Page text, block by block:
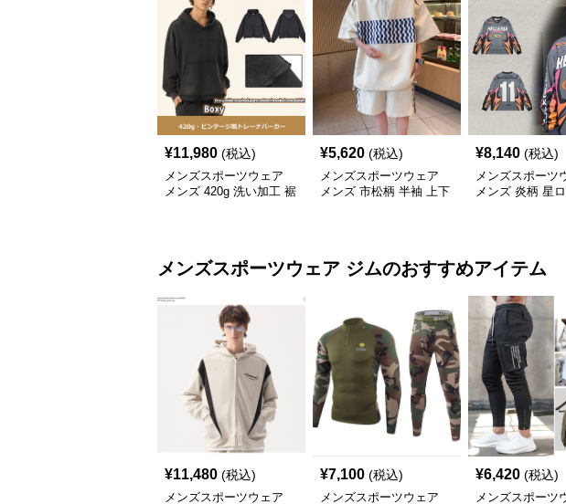
¥11,980 (税込)
メンズスポーツウェア
メンズ 420g 洗い加工 裾
¥5,620 (税込)
メンズスポーツウェア
メンズ 市松柄 半袖 上下
¥8,140 (税込)
メンズスポーツ
メンズ 炎柄 星
メンズスポーツウェア ジムのおすすめアイテム
¥11,480 (税込)
メンズスポーツウェア
¥7,100 (税込)
メンズスポーツウェア
¥6,420 (税込)
メンズスポーツ